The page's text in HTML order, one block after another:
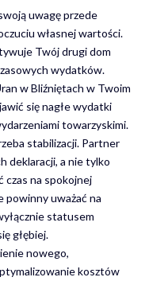
uwagę przede
własnej wartości.
Twój drugi dom
wydatków.
w Bliźniętach w Twoim
się nagłe wydatki
towarzyskimi.
stabilizacji. Partner
deklaracji, a nie tylko
czas na spokojnej
powinny uważać na
statusem
głębiej.
nowego,
kosztów